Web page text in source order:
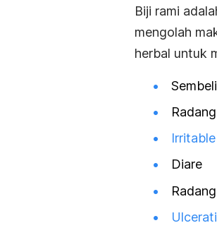
Biji rami
mengolah
herbal untuk
Diare